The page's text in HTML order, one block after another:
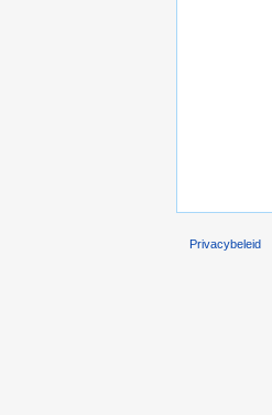
Privacybeleid